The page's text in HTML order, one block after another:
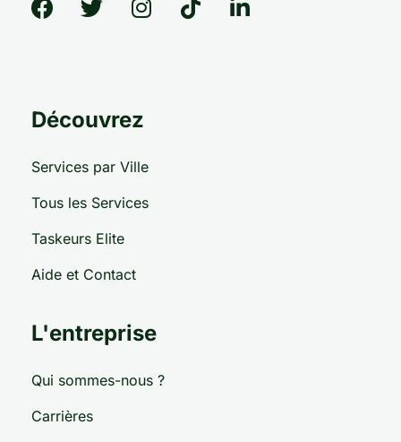
Découvrez
Services par Ville
Tous les Services
Taskeurs Elite
Aide et Contact
L'entreprise
Qui sommes-nous ?
Carrières